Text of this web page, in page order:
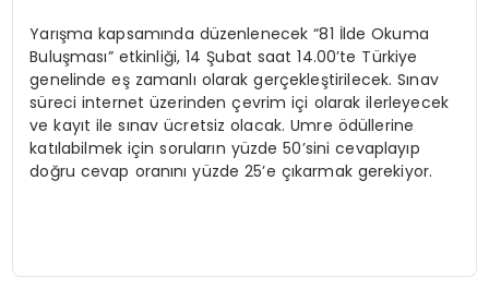
Yarışma kapsamında düzenlenecek “81 İlde Okuma
Buluşması” etkinliği, 14 Şubat saat 14.00’te Türkiye
genelinde eş zamanlı olarak gerçekleştirilecek. Sınav
süreci internet üzerinden çevrim içi olarak ilerleyecek
ve kayıt ile sınav ücretsiz olacak. Umre ödüllerine
katılabilmek için soruların yüzde 50’sini cevaplayıp
doğru cevap oranını yüzde 25’e çıkarmak gerekiyor.